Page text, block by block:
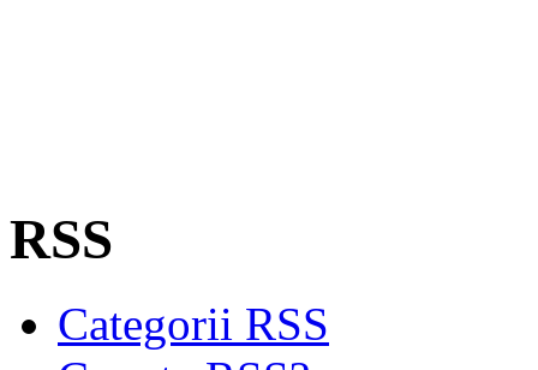
RSS
Categorii RSS